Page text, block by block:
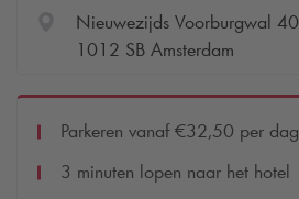
Nieuwezijds Voorburgwal 40
1012 SB Amsterdam
Parkeren vanaf €32,50 per dag
3 minuten lopen naar het hotel